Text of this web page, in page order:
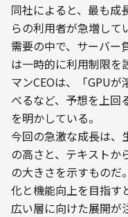
同社によると、最も成
らの利用者が急増して
需要の中で、サーバー
は一時的に利用制限を
マンCEOは、「GPU
べるなど、予想を上回
を明かしている。
今回の急激な成長は、
の高さと、テキストか
の大きさを示すものだ
化と機能向上を目指す
広い層に向けた展開が